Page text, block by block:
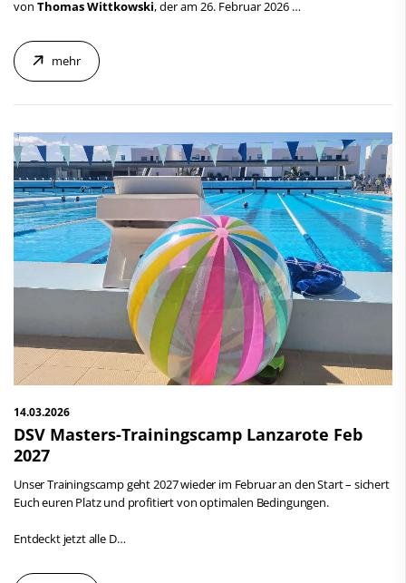
von Thomas Wittkowski, der am 26. Februar 2026 …
mehr
14.03.2026
DSV Masters-Trainingscamp Lanzarote Feb
2027
Unser Trainingscamp geht 2027 wieder im Februar an den Start – sichert
Euch euren Platz und profitiert von optimalen Bedingungen.
Entdeckt jetzt alle D…